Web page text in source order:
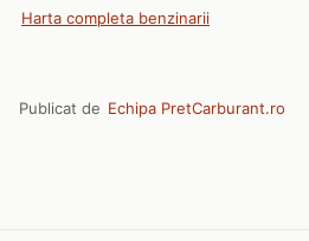
Harta completa benzinarii
Publicat de Echipa PretCarburant.ro